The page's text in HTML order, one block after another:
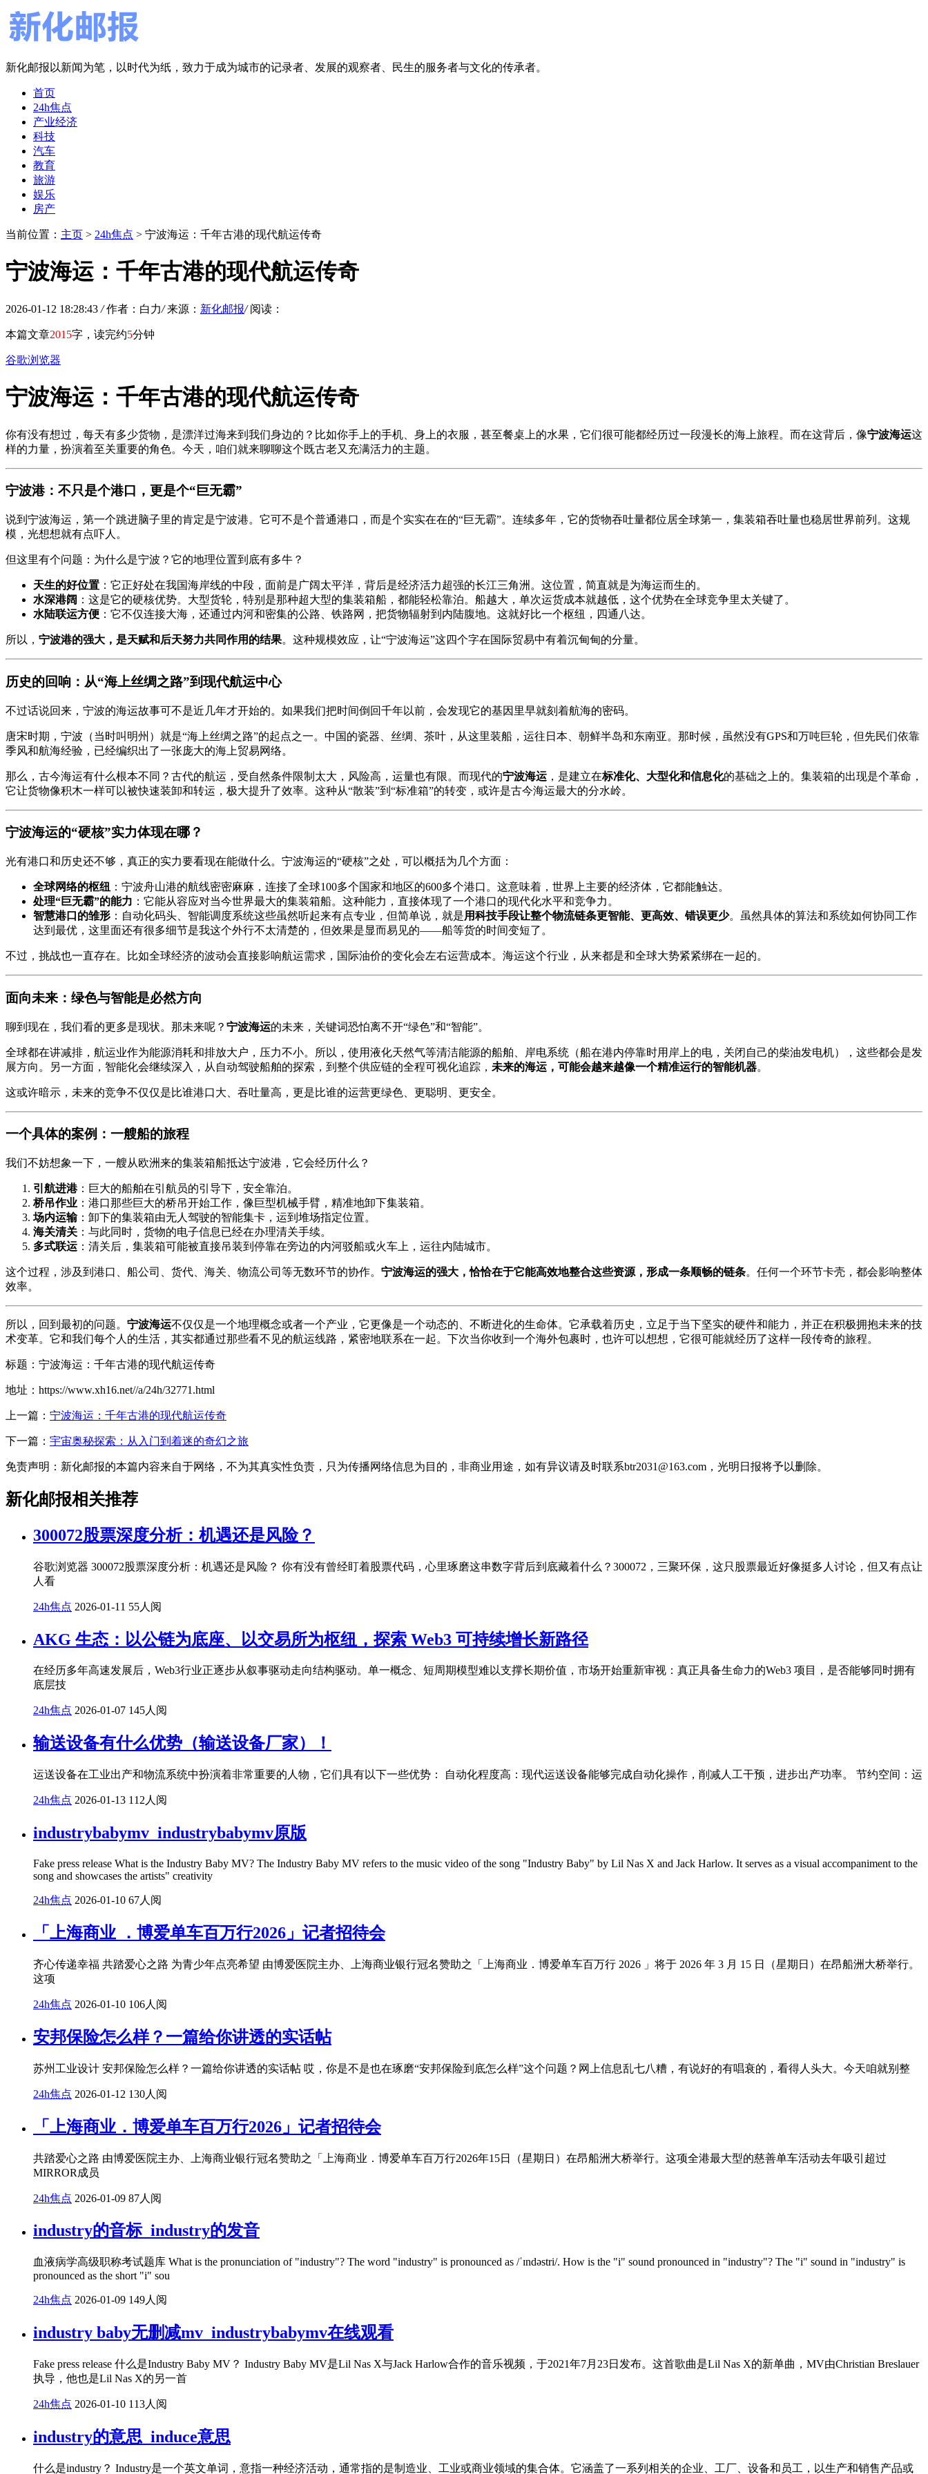
新化邮报以新闻为笔，以时代为纸，致力于成为城市的记录者、发展的观察者、民生的服务者与文化的传承者。
首页
24h焦点
产业经济
科技
汽车
教育
旅游
娱乐
房产
当前位置： 主页 > 24h焦点 > 宁波海运：千年古港的现代航运传奇
宁波海运：千年古港的现代航运传奇
2026-01-12 18:28:43 / 作者：白力/ 来源： 新化邮报/ 阅读：
本篇文章2015字，读完约5分钟
谷歌浏览器
宁波海运：千年古港的现代航运传奇
你有没有想过，每天有多少货物，是漂洋过海来到我们身边的？比如你手上的手机、身上的衣服，甚至餐桌上的水果，它们很可能都经历过一段漫长的海上旅程。而在这背后，像宁波海运这
样的力量，扮演着至关重要的角色。今天，咱们就来聊聊这个既古老又充满活力的主题。
宁波港：不只是个港口，更是个“巨无霸”
说到宁波海运，第一个跳进脑子里的肯定是宁波港。它可不是个普通港口，而是个实实在在的“巨无霸”。连续多年，它的货物吞吐量都位居全球第一，集装箱吞吐量也稳居世界前列。这规
模，光想想就有点吓人。
但这里有个问题：为什么是宁波？它的地理位置到底有多牛？
天生的好位置 ：它正好处在我国海岸线的中段，面前是广阔太平洋，背后是经济活力超强的长江三角洲。这位置，简直就是为海运而生的。
水深港阔 ：这是它的硬核优势。大型货轮，特别是那种超大型的集装箱船，都能轻松靠泊。船越大，单次运货成本就越低，这个优势在全球竞争里太关键了。
水陆联运方便 ：它不仅连接大海，还通过内河和密集的公路、铁路网，把货物辐射到内陆腹地。这就好比一个枢纽，四通八达。
所以， 宁波港的强大，是天赋和后天努力共同作用的结果。这种规模效应，让“宁波海运”这四个字在国际贸易中有着沉甸甸的分量。
历史的回响：从“海上丝绸之路”到现代航运中心
不过话说回来，宁波的海运故事可不是近几年才开始的。如果我们把时间倒回千年以前，会发现它的基因里早就刻着航海的密码。
唐宋时期，宁波（当时叫明州）就是“海上丝绸之路”的起点之一。中国的瓷器、丝绸、茶叶，从这里装船，运往日本、朝鲜半岛和东南亚。那时候，虽然没有GPS和万吨巨轮，但先民们依靠
季风和航海经验，已经编织出了一张庞大的海上贸易网络。
那么，古今海运有什么根本不同？古代的航运，受自然条件限制太大，风险高，运量也有限。而现代的宁波海运 ，是建立在标准化、大型化和信息化的基础之上的。集装箱的出现是个革命，
它让货物像积木一样可以被快速装卸和转运，极大提升了效率。这种从“散装”到“标准箱”的转变，或许是古今海运最大的分水岭。
宁波海运的“硬核”实力体现在哪？
光有港口和历史还不够，真正的实力要看现在能做什么。宁波海运的“硬核”之处，可以概括为几个方面：
全球网络的枢纽
：宁波舟山港的航线密密麻麻，连接了全球100多个国家和地区的600多个港口。这意味着，世界上主要的经济体，它都能触达。
处理“巨无霸”的能力 ：它能从容应对当今世界最大的集装箱船。这种能力，直接体现了一个港口的现代化水平和竞争力。
智慧港口的雏形 ：自动化码头、智能调度系统这些虽然听起来有点专业，但简单说，就是用科技手段让整个物流链条更智能、更高效、错误更少。虽然具体的算法和系统如何协同工作
达到最优，这里面还有很多细节是我这个外行不太清楚的，但效果是显而易见的——船等货的时间变短了。
不过，挑战也一直存在。比如全球经济的波动会直接影响航运需求，国际油价的变化会左右运营成本。海运这个行业，从来都是和全球大势紧紧绑在一起的。
面向未来：绿色与智能是必然方向
聊到现在，我们看的更多是现状。那未来呢？ 宁波海运的未来，关键词恐怕离不开“绿色”和“智能”。
全球都在讲减排，航运业作为能源消耗和排放大户，压力不小。所以，使用液化天然气等清洁能源的船舶、岸电系统（船在港内停靠时用岸上的电，关闭自己的柴油发电机），这些都会是发
展方向。另一方面，智能化会继续深入，从自动驾驶船舶的探索，到整个供应链的全程可视化追踪， 未来的海运，可能会越来越像一个精准运行的智能机器。
这或许暗示，未来的竞争不仅仅是比谁港口大、吞吐量高，更是比谁的运营更绿色、更聪明、更安全。
一个具体的案例：一艘船的旅程
我们不妨想象一下，一艘从欧洲来的集装箱船抵达宁波港，它会经历什么？
引航进港：巨大的船舶在引航员的引导下，安全靠泊。
桥吊作业 ：港口那些巨大的桥吊开始工作，像巨型机械手臂，精准地卸下集装箱。
场内运输：卸下的集装箱由无人驾驶的智能集卡，运到堆场指定位置。
海关清关 ：与此同时，货物的电子信息已经在办理清关手续。
多式联运 ：清关后，集装箱可能被直接吊装到停靠在旁边的内河驳船或火车上，运往内陆城市。
这个过程，涉及到港口、船公司、货代、海关、物流公司等无数环节的协作。 宁波海运的强大，恰恰在于它能高效地整合这些资源，形成一条顺畅的链条。任何一个环节卡壳，都会影响整体
效率。
所以，回到最初的问题。 宁波海运不仅仅是一个地理概念或者一个产业，它更像是一个动态的、不断进化的生命体。它承载着历史，立足于当下坚实的硬件和能力，并正在积极拥抱未来的技
术变革。它和我们每个人的生活，其实都通过那些看不见的航运线路，紧密地联系在一起。下次当你收到一个海外包裹时，也许可以想想，它很可能就经历了这样一段传奇的旅程。
标题：宁波海运：千年古港的现代航运传奇
地址：https://www.xh16.net//a/24h/32771.html
上一篇： 宁波海运：千年古港的现代航运传奇
下一篇： 宇宙奥秘探索：从入门到着迷的奇幻之旅
免责声明：新化邮报的本篇内容来自于网络，不为其真实性负责，只为传播网络信息为目的，非商业用途，如有异议请及时联系btr2031@163.com，光明日报将予以删除。
新化邮报相关推荐
300072股票深度分析：机遇还是风险？
谷歌浏览器 300072股票深度分析：机遇还是风险？ 你有没有曾经盯着股票代码，心里琢磨这串数字背后到底藏着什么？300072，三聚环保，这只股票最近好像挺多人讨论，但又有点让
人看
24h焦点 2026-01-11 55人阅
AKG 生态：以公链为底座、以交易所为枢纽，探索 Web3 可持续增长新路径
在经历多年高速发展后，Web3行业正逐步从叙事驱动走向结构驱动。单一概念、短周期模型难以支撑长期价值，市场开始重新审视：真正具备生命力的Web3 项目，是否能够同时拥有
底层技
24h焦点 2026-01-07 145人阅
输送设备有什么优势（输送设备厂家）！
运送设备在工业出产和物流系统中扮演着非常重要的人物，它们具有以下一些优势： 自动化程度高：现代运送设备能够完成自动化操作，削减人工干预，进步出产功率。 节约空间：运
24h焦点 2026-01-13 112人阅
industrybabymv_industrybabymv原版
Fake press release What is the Industry Baby MV? The Industry Baby MV refers to the music video of the song "Industry Baby" by Lil Nas X and Jack Harlow. It serves as a visual accompaniment to the
song and showcases the artists" creativity
24h焦点 2026-01-10 67人阅
「上海商业 ．博爱单车百万行2026」记者招待会
齐心传递幸福 共踏爱心之路 为青少年点亮希望 由博爱医院主办、上海商业银行冠名赞助之「上海商业．博爱单车百万行 2026 」将于 2026 年 3 月 15 日（星期日）在昂船洲大桥举行。
这项
24h焦点 2026-01-10 106人阅
安邦保险怎么样？一篇给你讲透的实话帖
苏州工业设计 安邦保险怎么样？一篇给你讲透的实话帖 哎，你是不是也在琢磨“安邦保险到底怎么样”这个问题？网上信息乱七八糟，有说好的有唱衰的，看得人头大。今天咱就别整
24h焦点 2026-01-12 130人阅
「上海商业．博爱单车百万行2026」记者招待会
共踏爱心之路 由博爱医院主办、上海商业银行冠名赞助之「上海商业．博爱单车百万行2026年15日（星期日）在昂船洲大桥举行。这项全港最大型的慈善单车活动去年吸引超过
MIRROR成员
24h焦点 2026-01-09 87人阅
industry的音标_industry的发音
血液病学高级职称考试题库 What is the pronunciation of "industry"? The word "industry" is pronounced as /ˈɪndəstri/. How is the "i" sound pronounced in "industry"? The "i" sound in "industry" is
pronounced as the short "i" sou
24h焦点 2026-01-09 149人阅
industry baby无删减mv_industrybabymv在线观看
Fake press release 什么是Industry Baby MV？ Industry Baby MV是Lil Nas X与Jack Harlow合作的音乐视频，于2021年7月23日发布。这首歌曲是Lil Nas X的新单曲，MV由Christian Breslauer
执导，他也是Lil Nas X的另一首
24h焦点 2026-01-10 113人阅
industry的意思_induce意思
什么是industry？ Industry是一个英文单词，意指一种经济活动，通常指的是制造业、工业或商业领域的集合体。它涵盖了一系列相关的企业、工厂、设备和员工，以生产和销售产品或